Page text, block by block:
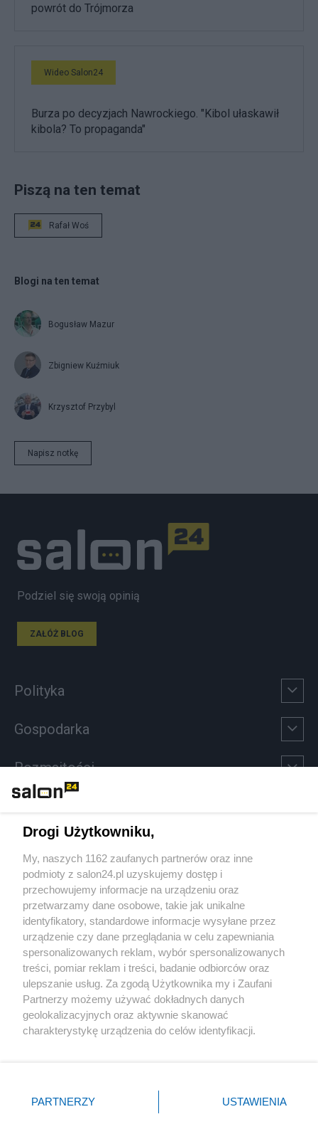
powrót do Trójmorza
Wideo Salon24
Burza po decyzjach Nawrockiego. "Kibol ułaskawił
kibola? To propaganda"
Piszą na ten temat
Rafał Woś
Blogi na ten temat
Bogusław Mazur
Zbigniew Kuźmiuk
Krzysztof Przybyl
Napisz notkę
Podziel się swoją opinią
ZAŁÓŻ BLOG
Polityka
Gospodarka
Rozmaitości
Sport
Społeczeństwo
Kultura
X Facebook Instagram Youtube
Drogi Użytkowniku,
My, naszych 1162 zaufanych partnerów oraz inne
podmioty z salon24.pl uzyskujemy dostęp i
przechowujemy informacje na urządzeniu oraz
przetwarzamy dane osobowe, takie jak unikalne
identyfikatory, standardowe informacje wysyłane przez
urządzenie czy dane przeglądania w celu zapewniania
spersonalizowanych reklam, wybór spersonalizowanych
treści, pomiar reklam i treści, badanie odbiorców oraz
ulepszanie usług. Za zgodą Użytkownika my i Zaufani
Partnerzy możemy używać dokładnych danych
geolokalizacyjnych oraz aktywnie skanować
charakterystykę urządzenia do celów identyfikacji.
zmienić/wycofać klikając przycisk ustawień prywatności
znajdujący się w lewym dolnym rogu strony
PARTNERZY USTAWIENIA